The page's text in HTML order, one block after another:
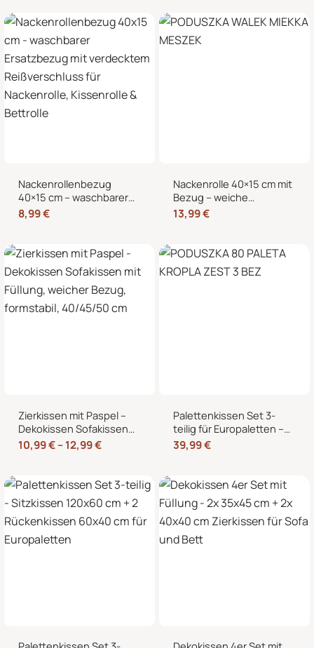
Nackenrollenbezug
40×15 cm – waschbarer
Ersatzbezug mit
verdecktem
Nackenrolle, Kissenrolle &
8,99€
Nackenrolle 40×15 cm mit
Bezug – weiche
Kissenrolle in Samt-Optik,
Nackenstütze,
dekorative Bettrolle für
13,99€
Zierkissen mit Paspel –
Dekokissen Sofakissen
mit Füllung, weicher
Bezug, formstabil,
10,99€–12,99€
Palettenkissen Set 3-
teilig für Europaletten –
Sitzkissen 120×80 cm + 2
Rückenkissen 40×60 cm
39,99€